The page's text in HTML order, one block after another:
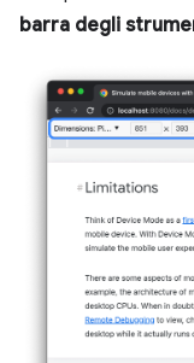
barra degli